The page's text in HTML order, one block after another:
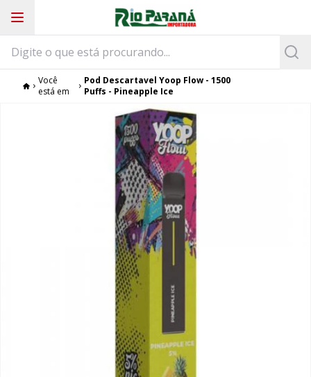
Você
está em
Pod Descartavel Yoop Flow - 1500
Puffs - Pineapple Ice